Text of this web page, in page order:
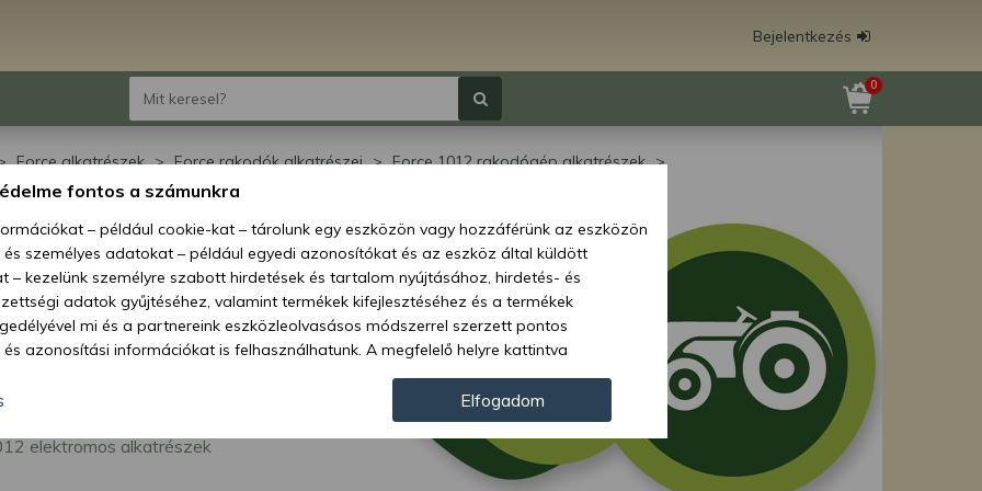
Bejelentkezés
0
Force alkatrészek Force rakodók alkatrészei
Force 1012 rakodógép alkatrészek
elektromos alkatrészek
1012 elektromos
elektromos alkatrészek
fontos a számunkra
– például cookie-kat – tárolunk egy eszközön vagy hozzáférünk az eszközön
személyes adatokat – például egyedi azonosítókat és az eszköz által küldött
– kezelünk személyre szabott hirdetések és tartalom nyújtásához, hirdetés- és
adatok gyűjtéséhez, valamint termékek kifejlesztéséhez és a termékek
mi és a partnereink eszközleolvasásos módszerrel szerzett pontos
azonosítási információkat is felhasználhatunk. A megfelelő helyre kattintva
mi és a partnereink a fent leírtak szerint adatkezelést végezzünk. Másik
megadása vagy elutasítása előtt részletesebb információkhoz juthat, és
Felhívjuk figyelmét, hogy személyes adatainak bizonyos kezeléséhez nem
Ön hozzájárulása, de jogában áll tiltakozni az ilyen jellegű adatkezelés ellen. A
weboldalra érvényesek. Erre a webhelyre visszatérve vagy az adatvédelmi szabályzatunk
Elfogadom